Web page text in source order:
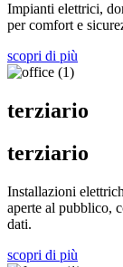
Impianti elettrici,
per comfort e
scopri di più
terziario
terziario
Installazioni
aperte al pubblico,
dati.
scopri di più